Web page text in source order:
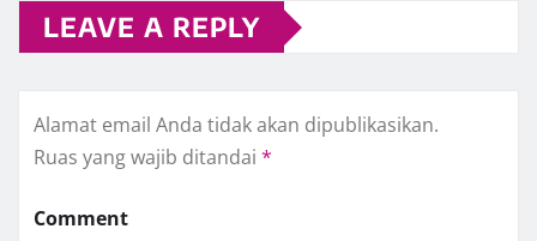
LEAVE A REPLY
Alamat email Anda tidak akan dipublikasikan.
Ruas yang wajib ditandai *
Comment